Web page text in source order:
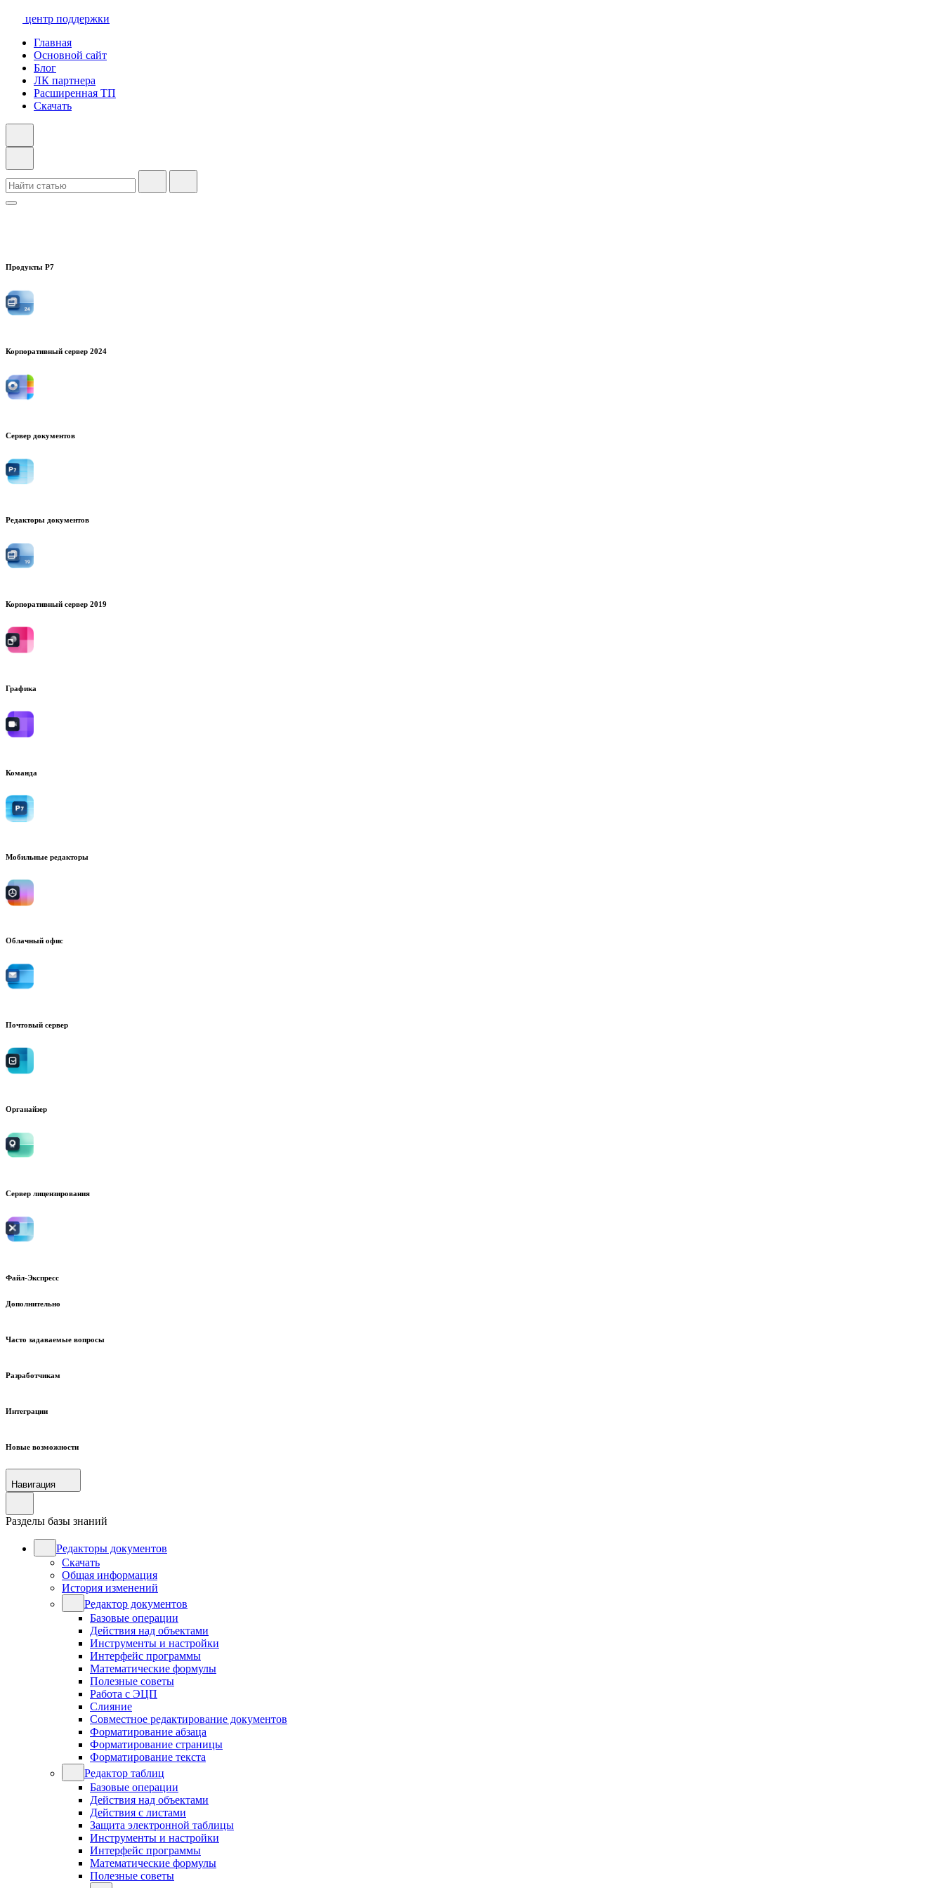
центр поддержки
Главная
Основной сайт
Блог
ЛК партнера
Расширенная ТП
Скачать
Продукты Р7
Корпоративный сервер 2024
Сервер документов
Редакторы документов
Корпоративный сервер 2019
Графика
Команда
Мобильные редакторы
Облачный офис
Почтовый сервер
Органайзер
Сервер лицензирования
Файл-Экспресс
Дополнительно
Часто задаваемые вопросы
Разработчикам
Интеграции
Новые возможности
Навигация
Разделы базы знаний
Редакторы документов
Скачать
Общая информация
История изменений
Редактор документов
Базовые операции
Действия над объектами
Инструменты и настройки
Интерфейс программы
Математические формулы
Полезные советы
Работа с ЭЦП
Слияние
Совместное редактирование документов
Форматирование абзаца
Форматирование страницы
Форматирование текста
Редактор таблиц
Базовые операции
Действия над объектами
Действия с листами
Защита электронной таблицы
Инструменты и настройки
Интерфейс программы
Математические формулы
Полезные советы